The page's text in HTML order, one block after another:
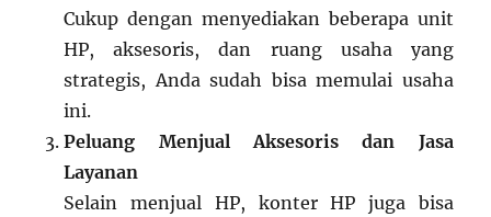
Cukup dengan menyediakan beberapa unit
HP, aksesoris, dan ruang usaha yang
strategis, Anda sudah bisa memulai usaha
ini.
Peluang Menjual Aksesoris dan Jasa
Layanan
Selain menjual HP, konter HP juga bisa